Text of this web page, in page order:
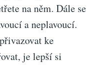
na něm. Dále se
a neplavoucí.
ke
je lepší si